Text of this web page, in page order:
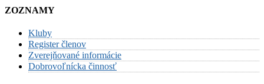
ZOZNAMY
Kluby
Register členov
Zverejňované informácie
Dobrovoľnícka činnosť